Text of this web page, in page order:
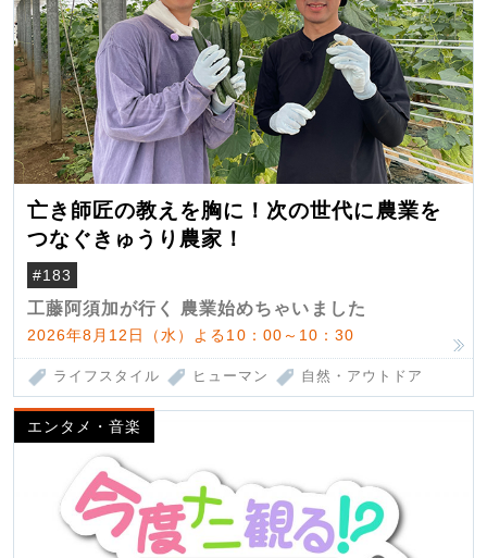
亡き師匠の教えを胸に！次の世代に農業を
つなぐきゅうり農家！
#183
工藤阿須加が行く 農業始めちゃいました
2026年8月12日（水）よる10：00～10：30
ライフスタイル ヒューマン 自然・アウトドア
エンタメ・音楽